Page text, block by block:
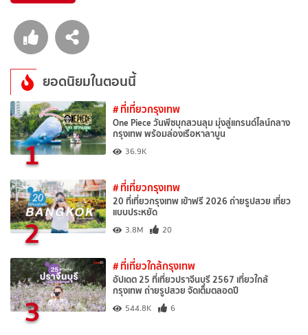
ยอดนิยมในตอนนี้
1
# ที่เที่ยวกรุงเทพ
One Piece วันพีซบุกสวนลุม มุ่งสู่แกรนด์ไลน์กลาง
กรุงเทพ พร้อมล่องเรือหาลาบูน
36.9K
2
# ที่เที่ยวกรุงเทพ
20 ที่เที่ยวกรุงเทพ เข้าฟรี 2026 ถ่ายรูปสวย เที่ยว
แบบประหยัด
3.8M 20
3
# ที่เที่ยวใกล้กรุงเทพ
อัปเดต 25 ที่เที่ยวปราจีนบุรี 2567 เที่ยวใกล้
กรุงเทพ ถ่ายรูปสวย จัดเต็มตลอดปี
544.8K 6